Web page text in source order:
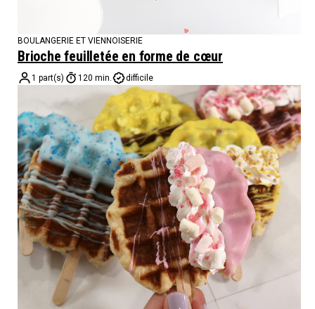
BOULANGERIE ET VIENNOISERIE
Brioche feuilletée en forme de cœur
1 part(s) 120 min. difficile